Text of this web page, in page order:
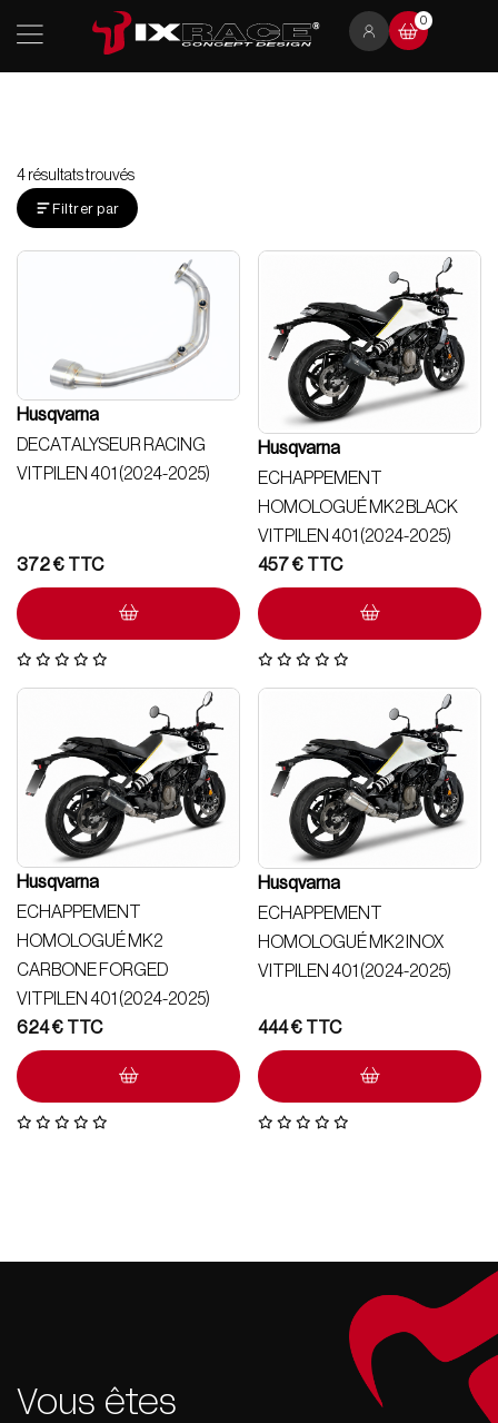
0
4 résultats trouvés
Filtrer par
Husqvarna
DECATALYSEUR RACING
VITPILEN 401 (2024-2025)
372€
Husqvarna
ECHAPPEMENT
HOMOLOGUÉ MK2 BLACK
VITPILEN 401 (2024-2025)
457€
Husqvarna
ECHAPPEMENT
HOMOLOGUÉ MK2
CARBONE FORGED
VITPILEN 401 (2024-2025)
624€
Husqvarna
ECHAPPEMENT
HOMOLOGUÉ MK2 INOX
VITPILEN 401 (2024-2025)
444€
Vous êtes